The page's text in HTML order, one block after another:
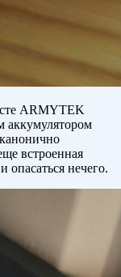
ARMYTEK
аккумулятором
встроенная
опасаться нечего.